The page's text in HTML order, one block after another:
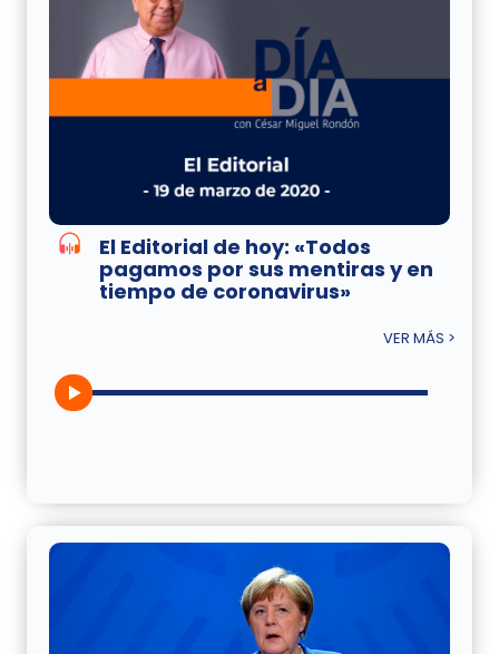
El Editorial de hoy: «Todos
pagamos por sus mentiras y en
tiempo de coronavirus»
VER MÁS >